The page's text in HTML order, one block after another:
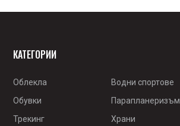
КАТЕГОРИИ
Облекла
Водни спортове
Обувки
Парапланеризъм
Трекинг
Храни